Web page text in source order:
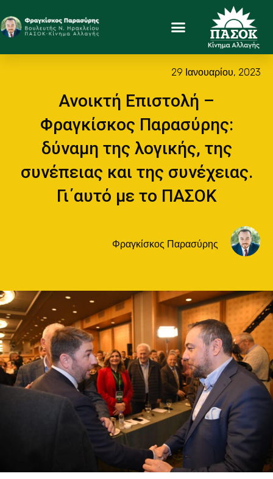
29 Ιανουαρίου, 2023
Ανοικτή Επιστολή –
Φραγκίσκος Παρασύρης:
δύναμη της λογικής, της
συνέπειας και της συνέχειας.
Γι΄αυτό με το ΠΑΣΟΚ
Φραγκίσκος Παρασύρης